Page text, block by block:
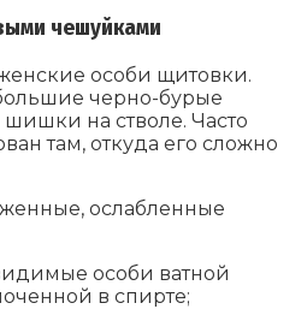
чешуйками
особи щитовки.
черно-бурые
на стволе. Часто
там, откуда его сложно
ослабленные
особи ватной
в спирте;